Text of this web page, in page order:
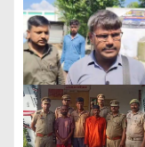
a
t
i
o